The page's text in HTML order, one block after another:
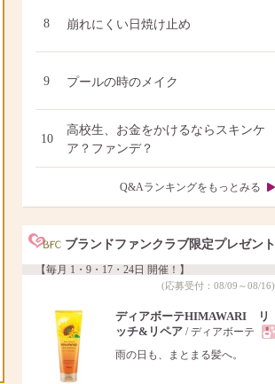
8 崩れにくい日焼け止め
9 プールの時のメイク
10
高校生、お金をかけるならスキンケ
ア？ファンデ？
Q&Aランキングをもっとみる
ブランドファンクラブ限定プレゼント
【毎月 1・9・17・24日 開催！】
(応募受付：08/09～08/16)
ディアボーテHIMAWARI リ
ッチ&リペア / ディアボーテ
雨の日も、まとまる髪へ。